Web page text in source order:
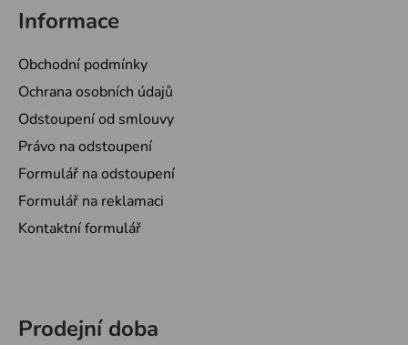
Informace
Obchodní podmínky
Ochrana osobních údajů
Odstoupení od smlouvy
Právo na odstoupení
Formulář na odstoupení
Formulář na reklamaci
Kontaktní formulář
Prodejní doba